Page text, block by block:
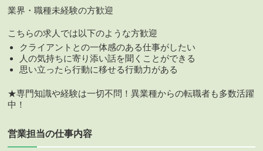
業界・職種未経験の方歓迎
こちらの求人では以下のような方歓迎
クライアントとの一体感のある仕事がしたい
人の気持ちに寄り添い話を聞くことができる
思い立ったら行動に移せる行動力がある
★専門知識や経験は一切不問！異業種からの転職者も多数活躍
中！
営業担当の仕事内容